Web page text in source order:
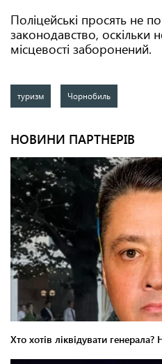
Поліцейські просять не
законодавство, оскільки
місцевості заборонений.
туризм Чорнобиль